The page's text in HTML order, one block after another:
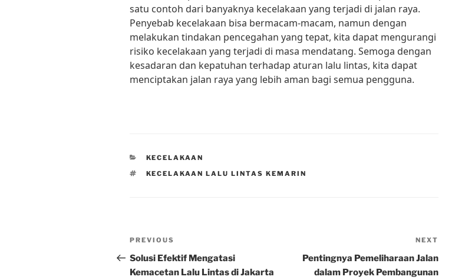
satu contoh dari banyaknya kecelakaan yang terjadi di jalan raya.
Penyebab kecelakaan bisa bermacam-macam, namun dengan
melakukan tindakan pencegahan yang tepat, kita dapat mengurangi
risiko kecelakaan yang terjadi di masa mendatang. Semoga dengan
kesadaran dan kepatuhan terhadap aturan lalu lintas, kita dapat
menciptakan jalan raya yang lebih aman bagi semua pengguna.
CATEGORIES
KECELAKAAN
TAGS
KECELAKAAN LALU LINTAS KEMARIN
Post
navigation
Previous
Post
PREVIOUS
Solusi Efektif Mengatasi
Kemacetan Lalu Lintas di Jakarta
Post
NEXT
Pentingnya Pemeliharaan Jalan
dalam Proyek Pembangunan